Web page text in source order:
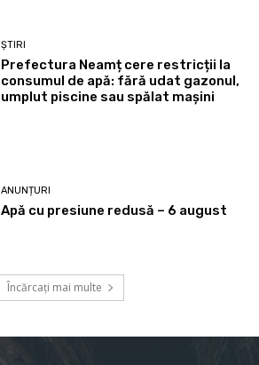
ȘTIRI
Prefectura Neamț cere restricții la
consumul de apă: fără udat gazonul,
umplut piscine sau spălat mașini
ANUNȚURI
Apă cu presiune redusă – 6 august
Încărcați mai multe